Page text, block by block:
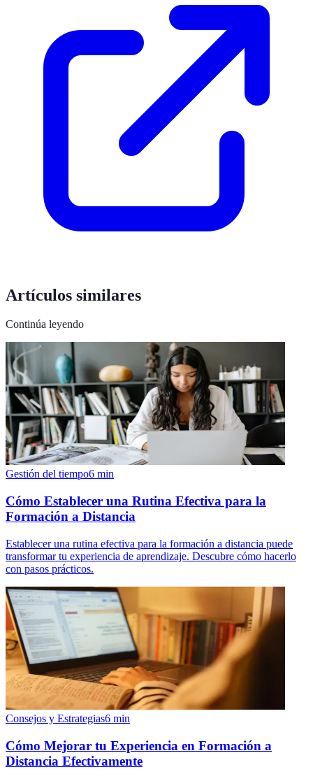
Artículos similares
Continúa leyendo
Gestión del tiempo6 min
Cómo Establecer una Rutina Efectiva para la
Formación a Distancia
Establecer una rutina efectiva para la formación a distancia puede
transformar tu experiencia de aprendizaje. Descubre cómo hacerlo
con pasos prácticos.
Consejos y Estrategias6 min
Cómo Mejorar tu Experiencia en Formación a
Distancia Efectivamente